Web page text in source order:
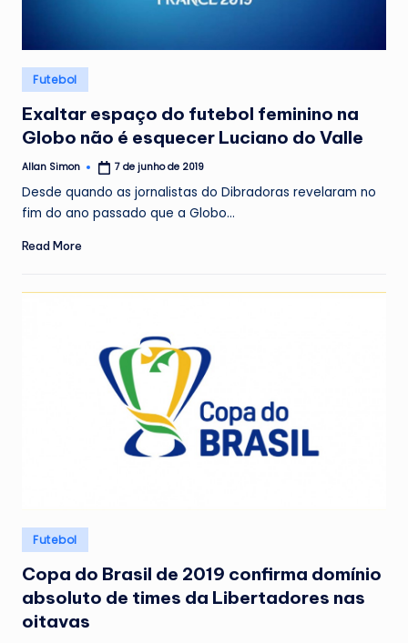
Posted
in
Futebol
Exaltar espaço do futebol feminino na
Globo não é esquecer Luciano do Valle
Posted
Allan Simon 7 de junho de 2019
Desde quando as jornalistas do Dibradoras revelaram no
fim do ano passado que a Globo…
Read More
Posted
in
Futebol
Copa do Brasil de 2019 confirma domínio
absoluto de times da Libertadores nas
oitavas